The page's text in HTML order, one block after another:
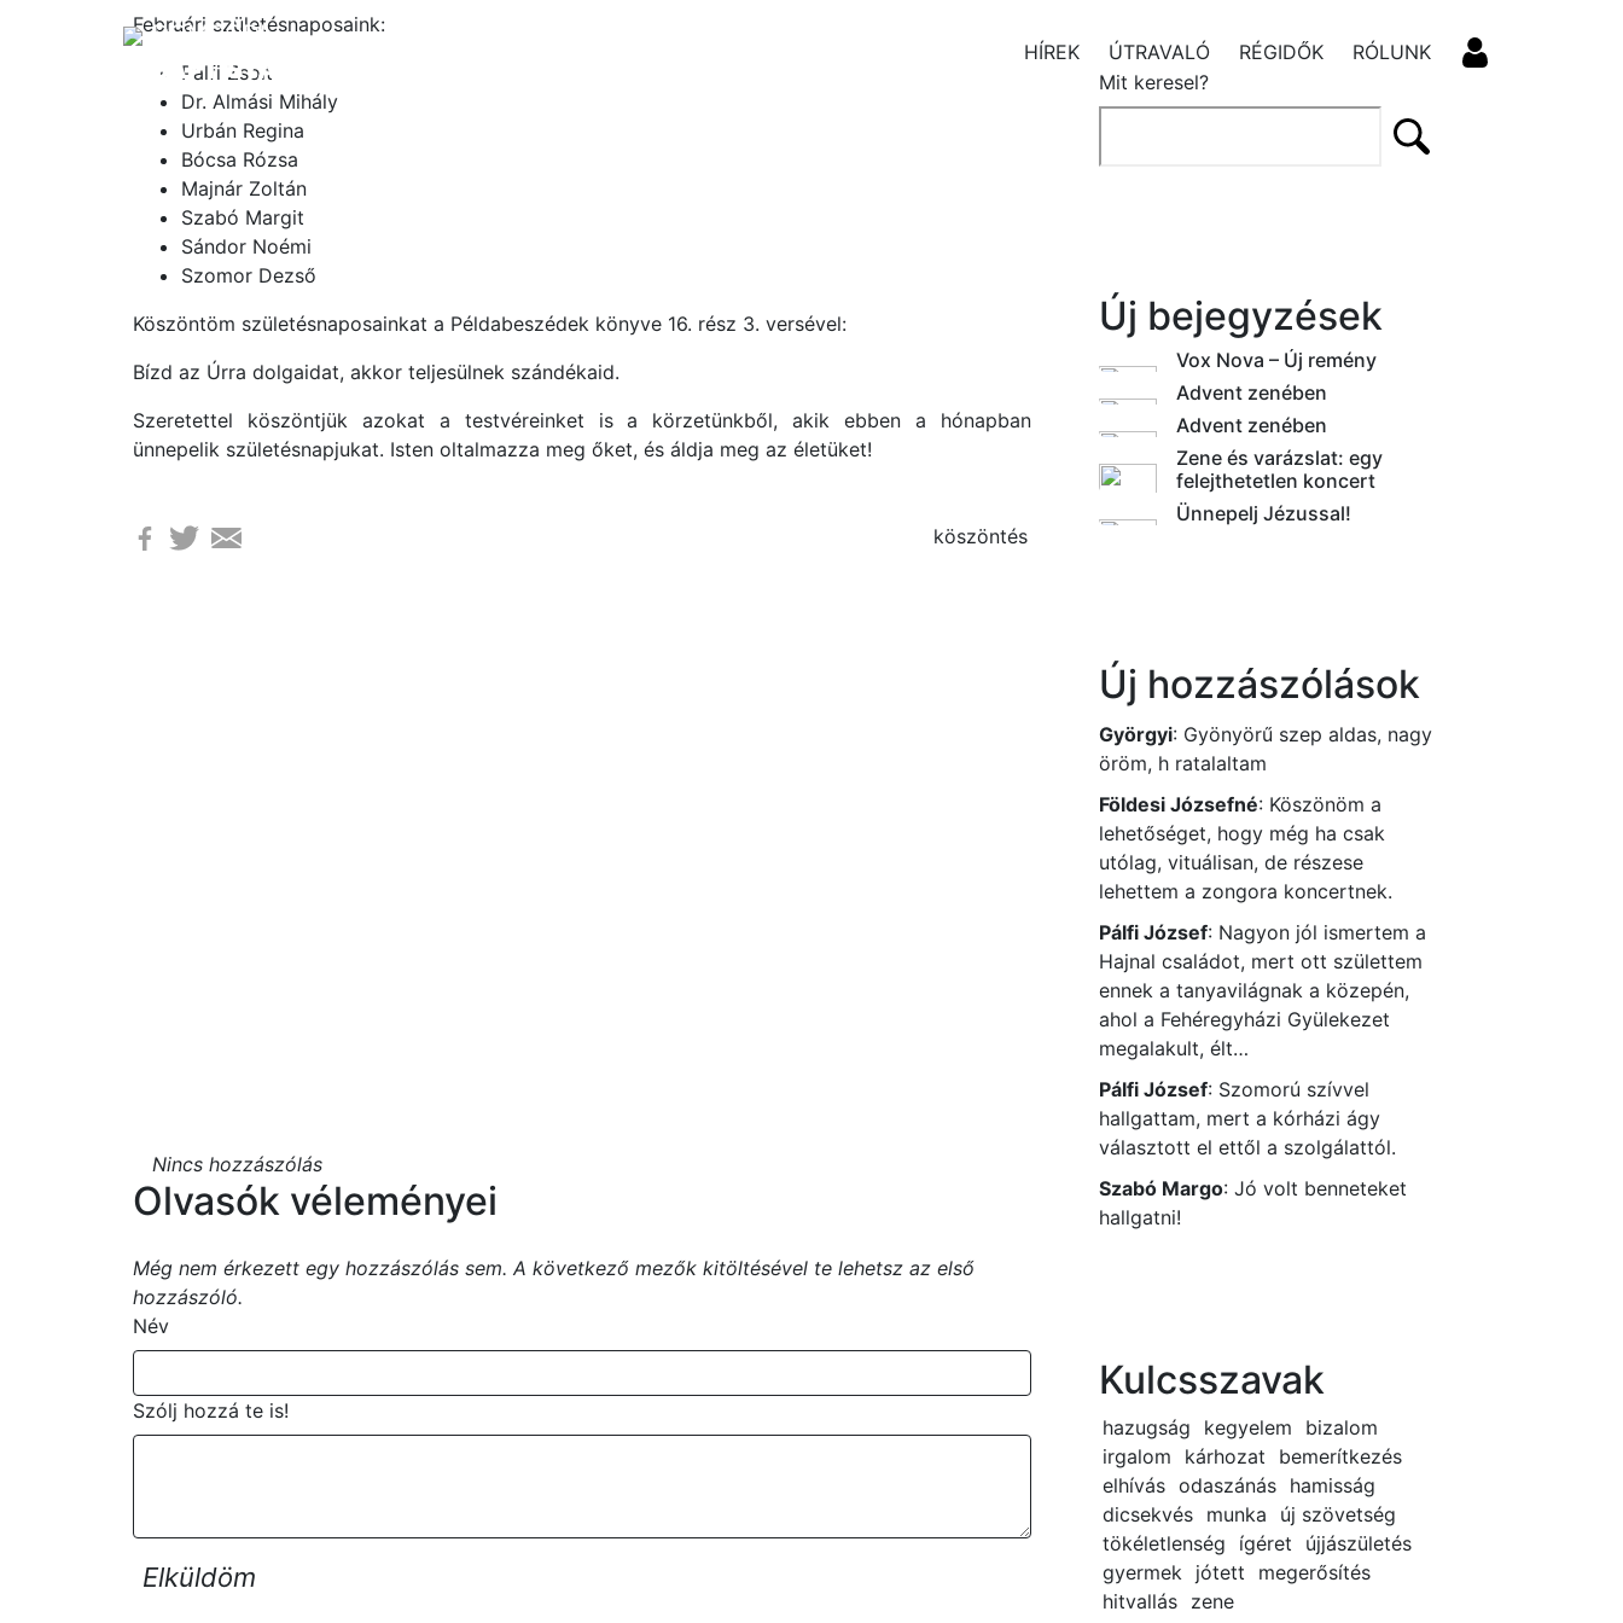
DÖMSÖDI
BAPTISTA GYÜLEKEZET
HÍREK ÚTRAVALÓ RÉGIDŐK RÓLUNK
Februári születésnaposaink:
Pálfi Zsolt
Dr. Almási Mihály
Urbán Regina
Bócsa Rózsa
Majnár Zoltán
Szabó Margit
Sándor Noémi
Szomor Dezső
Köszöntöm születésnaposainkat a Példabeszédek könyve 16. rész 3. versével:
Bízd az Úrra dolgaidat, akkor teljesülnek szándékaid.
Szeretettel köszöntjük azokat a testvéreinket is a körzetünkből, akik ebben a hónapban
ünnepelik születésnapjukat. Isten oltalmazza meg őket, és áldja meg az életüket!
köszöntés
Nincs hozzászólás
Olvasók véleményei
Még nem érkezett egy hozzászólás sem. A következő mezők kitöltésével te lehetsz az első
hozzászóló.
Név
Szólj hozzá te is!
Elküldöm
Mit keresel?
Új bejegyzések
Vox Nova – Új remény
Advent zenében
Advent zenében
Zene és varázslat: egy
felejthetetlen koncert
Ünnepelj Jézussal!
Új hozzászólások
Györgyi: Gyönyörű szep aldas, nagy
öröm, h ratalaltam
Földesi Józsefné: Köszönöm a
lehetőséget, hogy még ha csak
utólag, vituálisan, de részese
lehettem a zongora koncertnek.
Pálfi József: Nagyon jól ismertem a
Hajnal családot, mert ott születtem
ennek a tanyavilágnak a közepén,
ahol a Fehéregyházi Gyülekezet
megalakult, élt…
Pálfi József: Szomorú szívvel
hallgattam, mert a kórházi ágy
választott el ettől a szolgálattól.
Szabó Margo:Jó volt benneteket
hallgatni!
Kulcsszavak
hazugság kegyelem
bizalom
irgalom
kárhozat
bemerítkezés
elhívás odaszánás hamisság
dicsekvés munka
új szövetség
tökéletlenség
ígéret
újjászületés
gyermek jótett
megerősítés
hitvallás zene